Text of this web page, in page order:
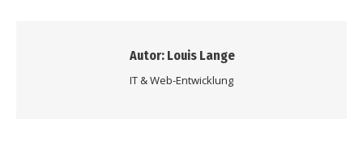
Autor: Louis Lange
IT & Web-Entwicklung